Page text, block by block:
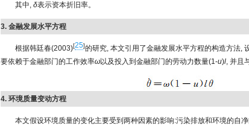
其中, δ表示资本折旧率。
3. 金融发展水平方程
根据韩廷春(2003)[25]的研究, 本文引用了金融发展水平方程的构造方法,
要依赖于金融部门的工作效率ω以及投入到金融部门的劳动力数量(1-u)l, 并且
4. 环境质量变动方程
本文假设环境质量的变化主要受到两种因素的影响:污染排放和环境的自